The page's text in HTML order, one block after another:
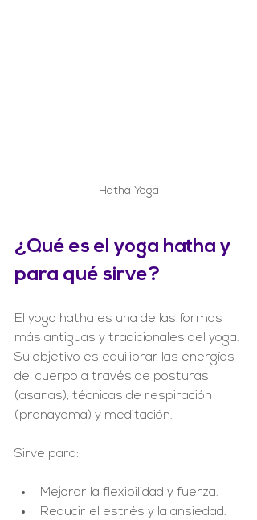
Hatha Yoga
¿Qué es el yoga hatha y
para qué sirve?
El yoga hatha es una de las formas
más antiguas y tradicionales del yoga.
Su objetivo es equilibrar las energías
del cuerpo a través de posturas
(asanas), técnicas de respiración
(pranayama) y meditación.
Sirve para:
Mejorar la flexibilidad y fuerza.
Reducir el estrés y la ansiedad.